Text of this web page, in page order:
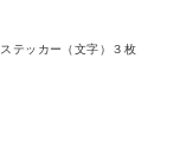
ステッカー（文字）３枚